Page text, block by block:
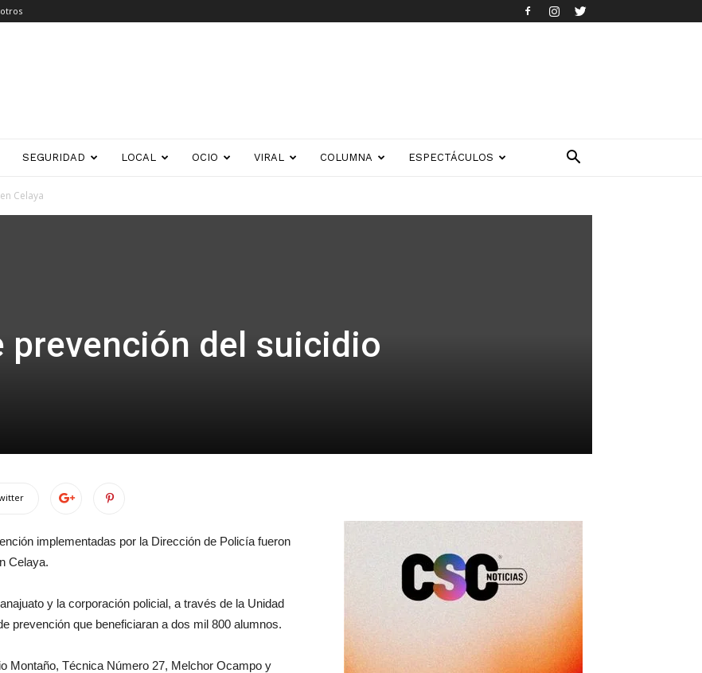
SEGURIDAD LOCAL OCIO VIRAL COLUMNA ESPECTÁCULOS
Celaya
prevención del suicidio
implementadas por la Dirección de Policía fueron
Celaya.
y la corporación policial, a través de la Unidad
prevención que beneficiaran a dos mil 800 alumnos.
Montaño, Técnica Número 27, Melchor Ocampo y